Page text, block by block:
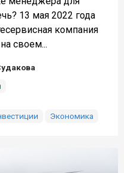
13 мая 2022 года
компания
своем...
Экономика